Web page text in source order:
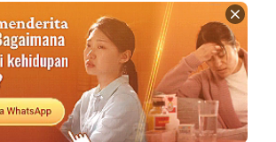
6:13
Lagu Rohani | Apakah Iman
Sejati Itu?
Lagu Rohani | Bagaimana
Sebenarnya Imanmu?